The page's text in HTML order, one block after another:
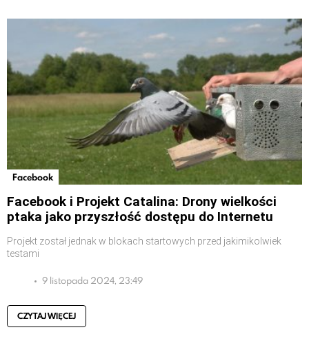
Facebook
Facebook i Projekt Catalina: Drony wielkości
ptaka jako przyszłość dostępu do Internetu
Projekt został jednak w blokach startowych przed jakimikolwiek
testami
9 listopada 2024, 23:49
CZYTAJ WIĘCEJ